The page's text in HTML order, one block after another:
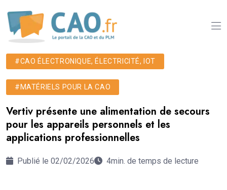
#CAO ÉLECTRONIQUE, ÉLECTRICITÉ, IOT
#MATÉRIELS POUR LA CAO
Vertiv présente une alimentation de secours
pour les appareils personnels et les
applications professionnelles
Publié le 02/02/2026 4min. de temps de lecture